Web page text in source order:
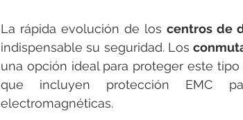
La rápida evolución de los centros de
indispensable su seguridad. Los
una opción ideal para proteger este
que incluyen protección EMC
electromagnéticas.